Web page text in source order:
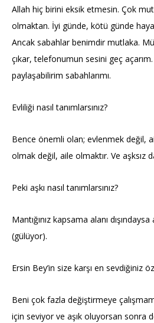
Allah hiç birini eksik etmesin. Çok
olmaktan. İyi günde, kötü günde
Ancak sabahlar benimdir mutlaka.
çıkar, telefonumun sesini geç
paylaşabilirim sabahlarımı.
Evliliği nasıl tanımlarsınız?
Bence önemli olan; evlenmek değil,
olmak değil, aile olmaktır. Ve aşksız
Peki aşkı nasıl tanımlarsınız?
Mantığınız kapsama alanı dışındaysa
(gülüyor).
Ersin Bey’in size karşı en sevdiğiniz
Beni çok fazla değiştirmeye
için seviyor ve aşık oluyorsan sonra